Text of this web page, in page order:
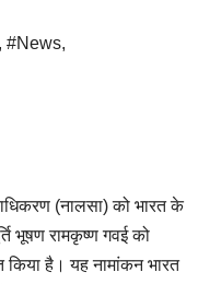
, #News,
(नालसा) को भारत के
भूषण रामकृष्ण गवई को
किया है। यह नामांकन भारत